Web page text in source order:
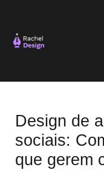
Design de
sociais:
que gerem